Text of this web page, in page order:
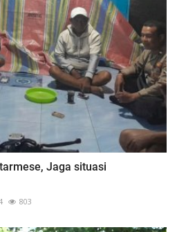
Jaga situasi
803